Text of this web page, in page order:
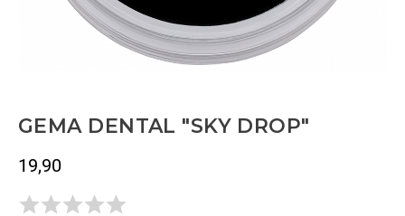
GEMA DENTAL "SKY DROP"
19,90